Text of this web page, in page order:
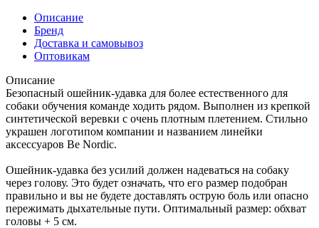
Описание
Бренд
Доставка и самовывоз
Оптовикам
Описание
Безопасный ошейник-удавка для более естественного для
собаки обучения команде ходить рядом. Выполнен из крепкой
синтетической веревки с очень плотным плетением. Стильно
украшен логотипом компании и названием линейки
аксессуаров Be Nordic.
Ошейник-удавка без усилий должен надеваться на собаку
через голову. Это будет означать, что его размер подобран
правильно и вы не будете доставлять острую боль или опасно
пережимать дыхательные пути. Оптимальный размер: обхват
головы + 5 см.